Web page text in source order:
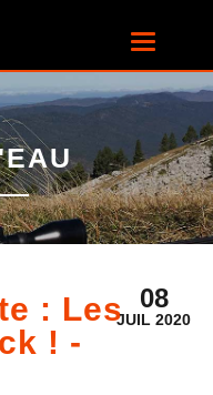
Toggle
: Les
! -
08
JUIL 2020